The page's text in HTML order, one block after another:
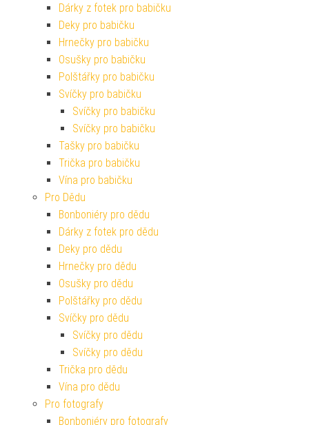
Dárky z fotek pro babičku
Deky pro babičku
Hrnečky pro babičku
Osušky pro babičku
Polštářky pro babičku
Svíčky pro babičku
Svíčky pro babičku
Svíčky pro babičku
Tašky pro babičku
Trička pro babičku
Vína pro babičku
Pro Dědu
Bonboniéry pro dědu
Dárky z fotek pro dědu
Deky pro dědu
Hrnečky pro dědu
Osušky pro dědu
Polštářky pro dědu
Svíčky pro dědu
Svíčky pro dědu
Svíčky pro dědu
Trička pro dědu
Vína pro dědu
Pro fotografy
Bonboniéry pro fotografy